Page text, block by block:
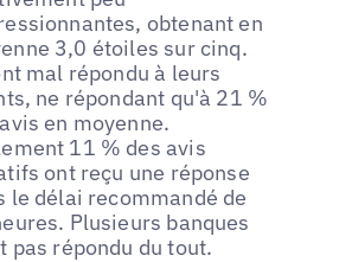
obtenant en
3,0 étoiles sur cinq.
mal répondu à leurs
ne répondant qu'à 21 %
en moyenne.
11 % des avis
ont reçu une réponse
le délai recommandé de
Plusieurs banques
pas répondu du tout.